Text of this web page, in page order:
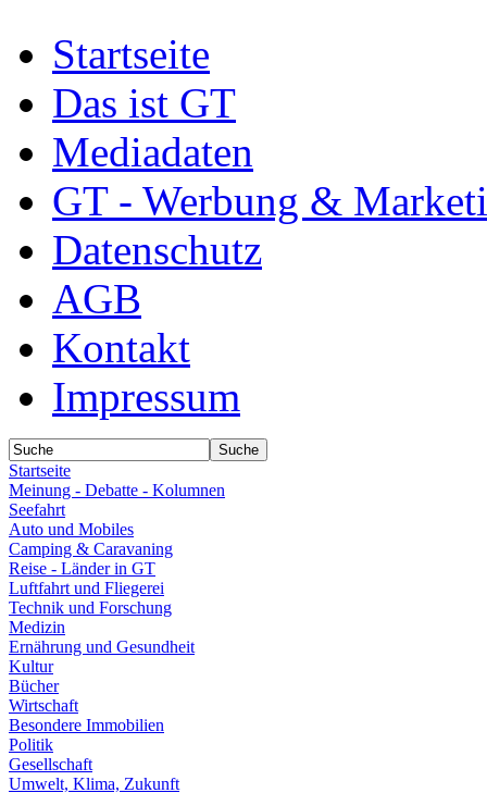
Startseite
Das ist GT
Mediadaten
GT - Werbung &
Datenschutz
AGB
Kontakt
Impressum
Startseite
Meinung - Debatte - Kolumnen
Seefahrt
Auto und Mobiles
Camping & Caravaning
Reise - Länder in GT
Luftfahrt und Fliegerei
Technik und Forschung
Medizin
Ernährung und Gesundheit
Kultur
Bücher
Wirtschaft
Besondere Immobilien
Politik
Gesellschaft
Umwelt, Klima, Zukunft